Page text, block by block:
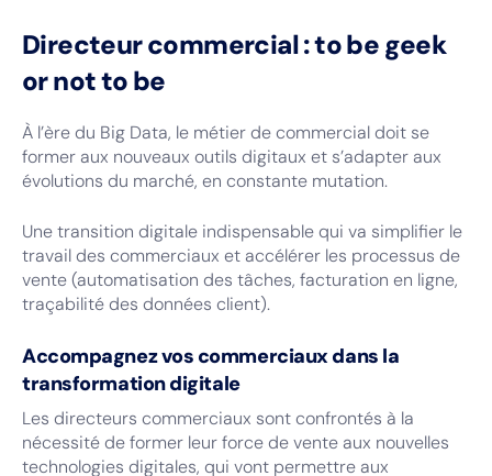
Directeur commercial : to be geek
or not to be
À l’ère du Big Data, le métier de commercial doit se
former aux nouveaux outils digitaux et s’adapter aux
évolutions du marché, en constante mutation.
Une transition digitale indispensable qui va simplifier le
travail des commerciaux et accélérer les processus de
vente (automatisation des tâches, facturation en ligne,
traçabilité des données client).
Accompagnez vos commerciaux dans la
transformation digitale
Les directeurs commerciaux sont confrontés à la
nécessité de former leur force de vente aux nouvelles
technologies digitales, qui vont permettre aux